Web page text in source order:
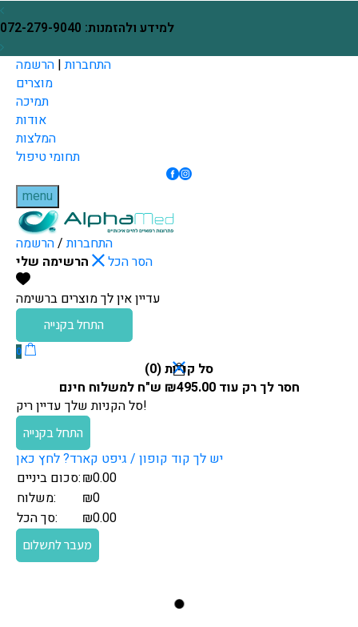
Skip to Content
למידע ולהזמנות: 072-279-9040
התחברות | הרשמה
מוצרים
תמיכה
אודות
המלצות
תחומי טיפול
menu
התחברות /הרשמה
הרשימה שלי
הסר הכל
עדיין אין לך מוצרים ברשימה
התחל בקנייה
0
סל קניות (0
)
חסר לך רק עוד
₪495.00
ש"ח למשלוח חינם
סל הקניות שלך עדיין ריק!
התחל בקנייה
יש לך קוד קופון / גיפט קארד? לחץ כאן
סכום ביניים:₪0.00
משלוח:
₪0
סך הכל:
₪0.00
מעבר לתשלום
בחזרה למעלה